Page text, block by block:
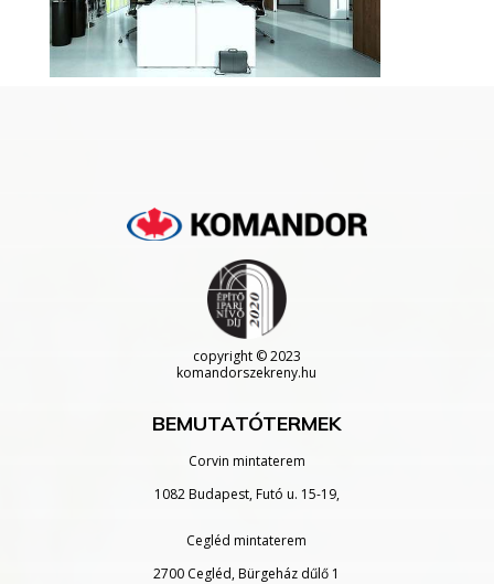
copyright© 2023
komandorszekreny.hu
BEMUTATÓTERMEK
Corvin mintaterem
1082 Budapest, Futó u. 15-19,
Cegléd mintaterem
2700 Cegléd, Bürgeház dűlő 1